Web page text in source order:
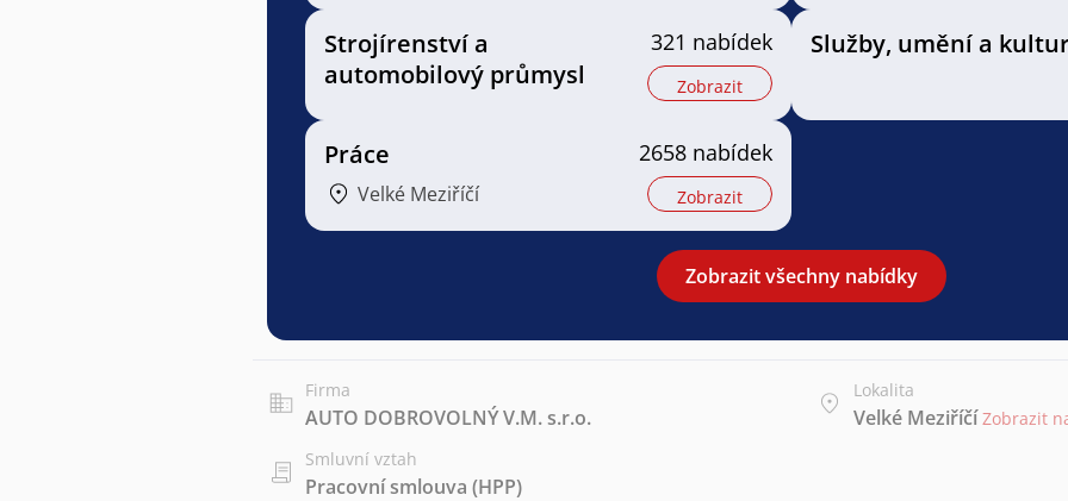
Strojírenství a
automobilový průmysl
321 nabídek
Zobrazit
Služby, umění a
Práce
Velké Meziříčí
2658 nabídek
Zobrazit
Zobrazit všechny nabídky
Firma
AUTO DOBROVOLNÝ V.M. s.r.o.
Lokalita
Velké Meziříčí Zobrazit
Smluvní vztah
Pracovní smlouva (HPP)